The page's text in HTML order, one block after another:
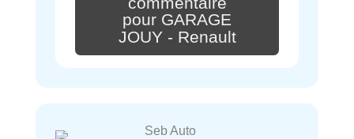
pour GARAGE
JOUY - Renault
Seb Auto